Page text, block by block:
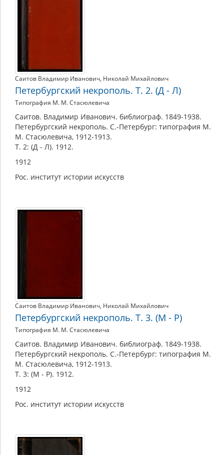
Саитов Владимир Иванович, Николай Михайлович
Петербургский некрополь. Т. 2. (Д - Л)
Типография М. М. Стасюлевича
Саитов. Владимир Иванович. библиограф. 1849-1938.
Петербургский некрополь. С.-Петербург: типография М.
М. Стасюлевича, 1912-1913.
Т. 2: (Д - Л). 1912.
1912
Рос. институт истории искусств
Саитов Владимир Иванович, Николай Михайлович
Петербургский некрополь. Т. 3. (М - Р)
Типография М. М. Стасюлевича
Саитов. Владимир Иванович. библиограф. 1849-1938.
Петербургский некрополь. С.-Петербург: типография М.
М. Стасюлевича, 1912-1913.
Т. 3: (М - Р). 1912.
1912
Рос. институт истории искусств